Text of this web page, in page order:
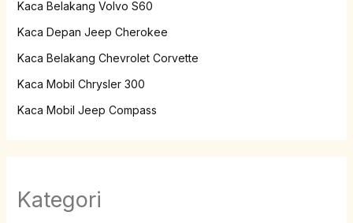
Kaca Belakang Volvo S60
Kaca Depan Jeep Cherokee
Kaca Belakang Chevrolet Corvette
Kaca Mobil Chrysler 300
Kaca Mobil Jeep Compass
Kategori